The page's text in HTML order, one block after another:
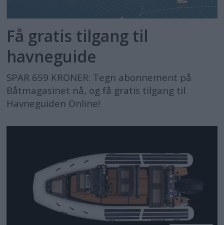
Få gratis tilgang til
havneguide
SPAR 659 KRONER: Tegn abonnement på
Båtmagasinet nå, og få gratis tilgang til
Havneguiden Online!